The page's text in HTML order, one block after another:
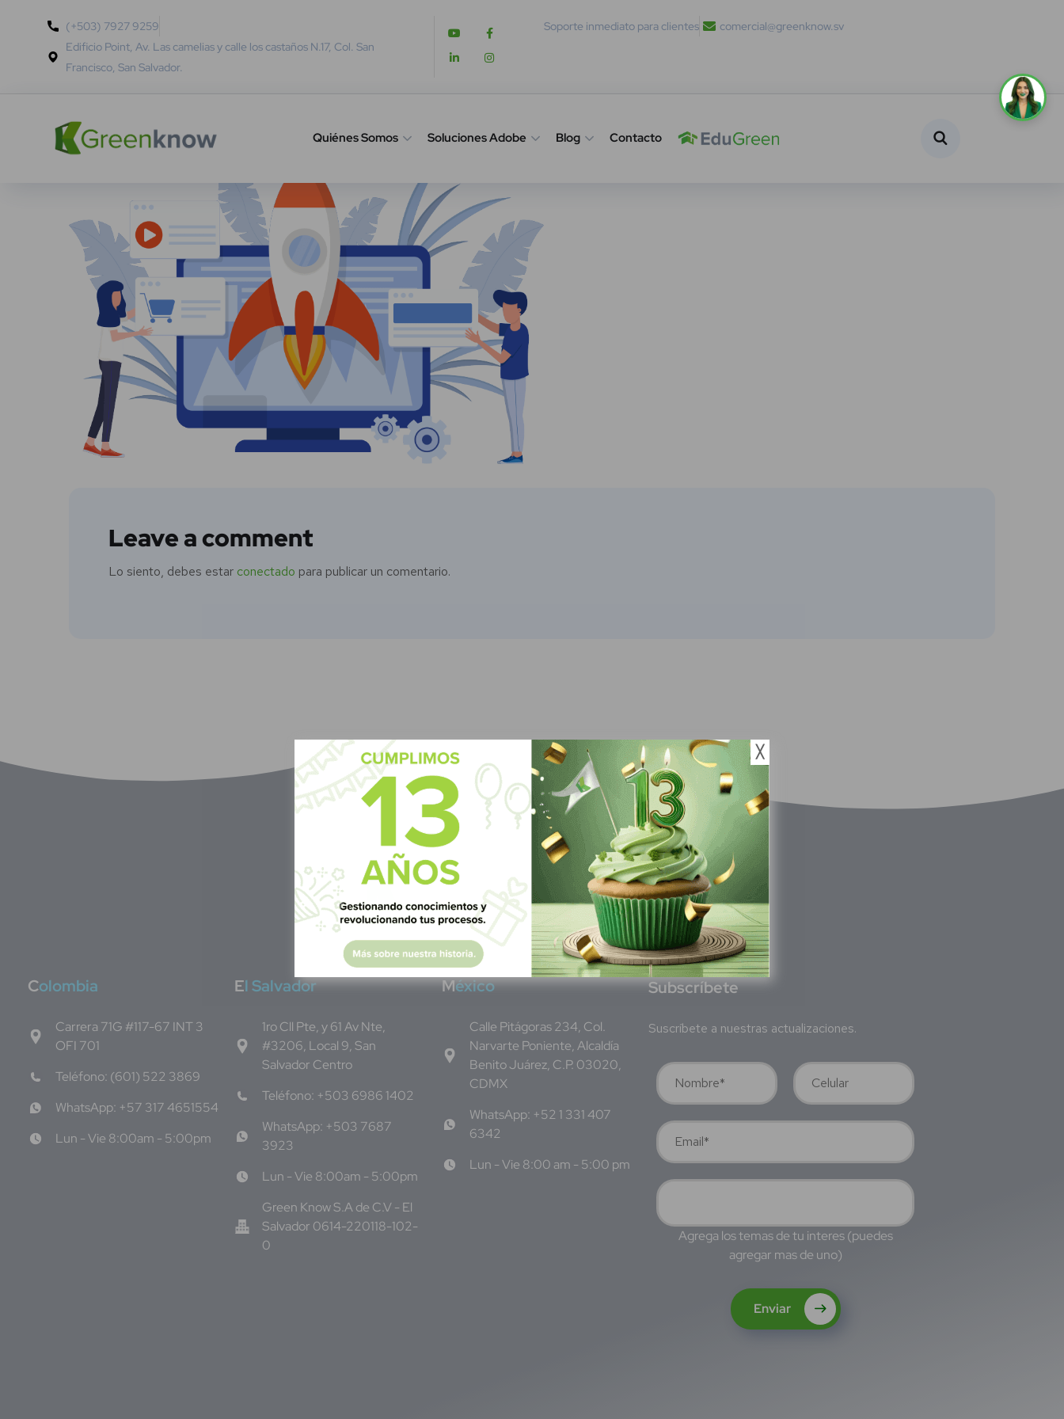
(+503) 7927 9259
Edificio Point, Av. Las camelias y calle los castaños N.17, Col. San
Francisco, San Salvador.
Soporte inmediato para clientes comercial@greenknow.sv
Quiénes Somos Soluciones Adobe Blog Contacto
Leave a comment
Lo siento, debes estar conectado para publicar un comentario.
Colombia
Carrera 71G #117-67 INT 3
OFI 701
Teléfono: (601) 522 3869
WhatsApp: +57 317 4651554
Lun - Vie 8:00am - 5:00pm
El Salvador
1ro Cll Pte, y 61 Av Nte,
#3206, Local 9, San
Salvador Centro
Teléfono: +503 6986 1402
WhatsApp: +503 7687
3923
Lun - Vie 8:00am - 5:00pm
Green Know S.A de C.V - El
Salvador 0614-220118-102-
0
México
Calle Pitágoras 234, Col.
Narvarte Poniente, Alcaldía
Benito Juárez, C.P. 03020,
CDMX
WhatsApp: +52 1 331 407
6342
Lun - Vie 8:00 am - 5:00 pm
Subscríbete
Suscríbete a nuestras actualizaciones.
Agrega los temas de tu interes (puedes
agregar mas de uno)
Enviar
╳